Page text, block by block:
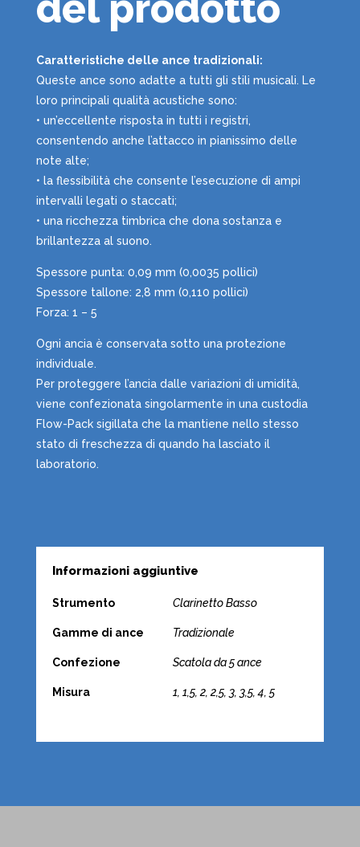
Caratteristiche delle ance tradizionali:
Queste ance sono adatte a tutti gli stili musicali. Le
loro principali qualità acustiche sono:
• un’eccellente risposta in tutti i registri,
consentendo anche l’attacco in pianissimo delle
note alte;
• la flessibilità che consente l’esecuzione di ampi
intervalli legati o staccati;
• una ricchezza timbrica che dona sostanza e
brillantezza al suono.
Spessore punta: 0,09 mm (0,0035 pollici)
Spessore tallone: ​​2,8 mm (0,110 pollici)
Forza: 1 – 5
Ogni ancia è conservata sotto una protezione
individuale.
Per proteggere l’ancia dalle variazioni di umidità,
viene confezionata singolarmente in una custodia
Flow-Pack sigillata che la mantiene nello stesso
stato di freschezza di quando ha lasciato il
laboratorio.
Informazioni aggiuntive
Strumento Clarinetto Basso
Gamme di ance Tradizionale
Confezione Scatola da 5 ance
Misura 1, 1,5, 2, 2,5, 3, 3,5, 4, 5